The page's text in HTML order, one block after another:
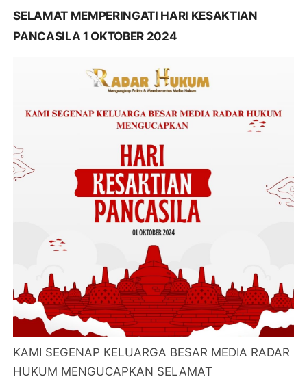
SELAMAT MEMPERINGATI HARI KESAKTIAN
PANCASILA 1 OKTOBER 2024
KAMI SEGENAP KELUARGA BESAR MEDIA RADAR
HUKUM MENGUCAPKAN SELAMAT